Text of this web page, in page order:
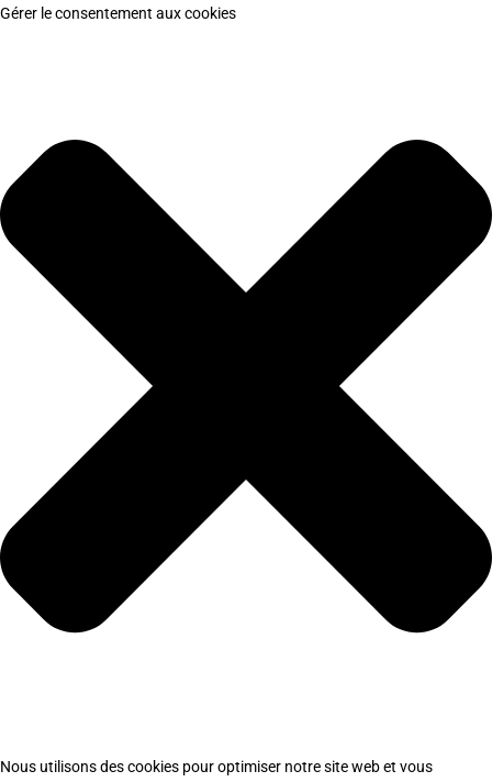
Gérer le consentement aux cookies
Nous utilisons des cookies pour optimiser notre site web et vous